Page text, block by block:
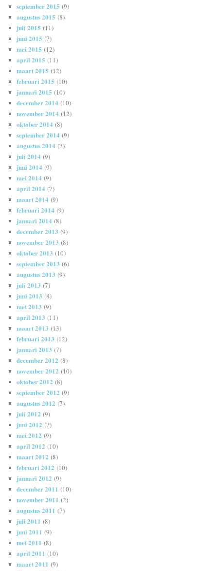
september 2015 (9)
augustus 2015 (8)
juli 2015 (11)
juni 2015 (7)
mei 2015 (12)
april 2015 (11)
maart 2015 (12)
februari 2015 (10)
januari 2015 (10)
december 2014 (10)
november 2014 (12)
oktober 2014 (8)
september 2014 (9)
augustus 2014 (7)
juli 2014 (9)
juni 2014 (9)
mei 2014 (9)
april 2014 (7)
maart 2014 (9)
februari 2014 (9)
januari 2014 (8)
december 2013 (9)
november 2013 (8)
oktober 2013 (10)
september 2013 (6)
augustus 2013 (9)
juli 2013 (7)
juni 2013 (8)
mei 2013 (9)
april 2013 (11)
maart 2013 (13)
februari 2013 (12)
januari 2013 (7)
december 2012 (8)
november 2012 (10)
oktober 2012 (8)
september 2012 (9)
augustus 2012 (7)
juli 2012 (9)
juni 2012 (7)
mei 2012 (9)
april 2012 (10)
maart 2012 (8)
februari 2012 (10)
januari 2012 (9)
december 2011 (10)
november 2011 (2)
augustus 2011 (7)
juli 2011 (8)
juni 2011 (9)
mei 2011 (8)
april 2011 (10)
maart 2011 (9)